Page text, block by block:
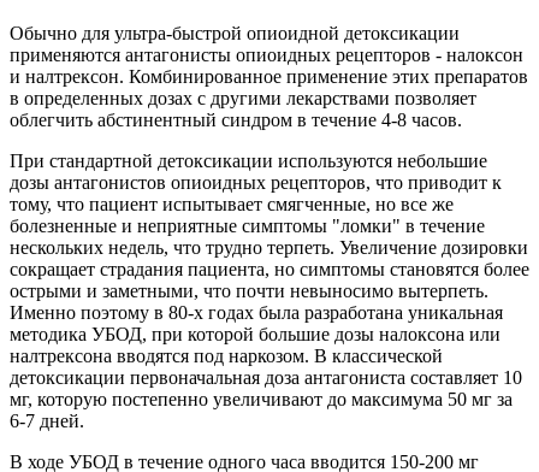
Обычно для ультра-быстрой опиоидной детоксикации
применяются антагонисты опиоидных рецепторов - налоксон
и налтрексон. Комбинированное применение этих препаратов
в определенных дозах с другими лекарствами позволяет
облегчить абстинентный синдром в течение 4-8 часов.
При стандартной детоксикации используются небольшие
дозы антагонистов опиоидных рецепторов, что приводит к
тому, что пациент испытывает смягченные, но все же
болезненные и неприятные симптомы "ломки" в течение
нескольких недель, что трудно терпеть. Увеличение дозировки
сокращает страдания пациента, но симптомы становятся более
острыми и заметными, что почти невыносимо вытерпеть.
Именно поэтому в 80-х годах была разработана уникальная
методика УБОД, при которой большие дозы налоксона или
налтрексона вводятся под наркозом. В классической
детоксикации первоначальная доза антагониста составляет 10
мг, которую постепенно увеличивают до максимума 50 мг за
6-7 дней.
В ходе УБОД в течение одного часа вводится 150-200 мг